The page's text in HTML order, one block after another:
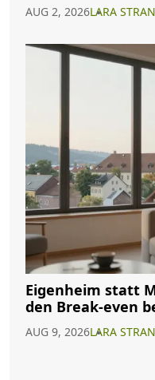
AUG 2, 2026LARA
Eigenheim statt
den Break-even
AUG 9, 2026LARA